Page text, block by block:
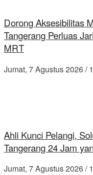
Dorong Aksesibilitas
Tangerang Perluas
MRT
Jumat, 7 Agustus 2026 /
Ahli Kunci Pelangi,
Tangerang 24 Jam
Jumat, 7 Agustus 2026 /